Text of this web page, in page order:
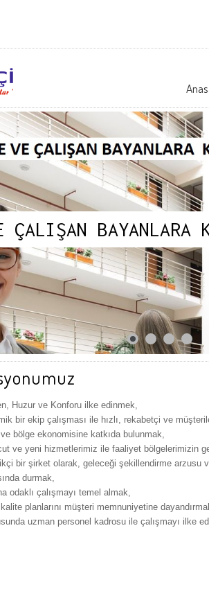
ÇALIŞAN BAYANLARA
Huzur ve Konforu ilke edinmek,
bir ekip çalışması ile hızlı, rekabetçi ve
bölge ekonomisine katkıda bulunmak,
ve yeni hizmetlerimiz ile faaliyet bölgelerimizin
bir şirket olarak, geleceği şekillendirme arzusu
durmak,
odaklı çalışmayı temel almak,
planlarını müşteri memnuniyetine
uzman personel kadrosu ile çalışmayı ilke